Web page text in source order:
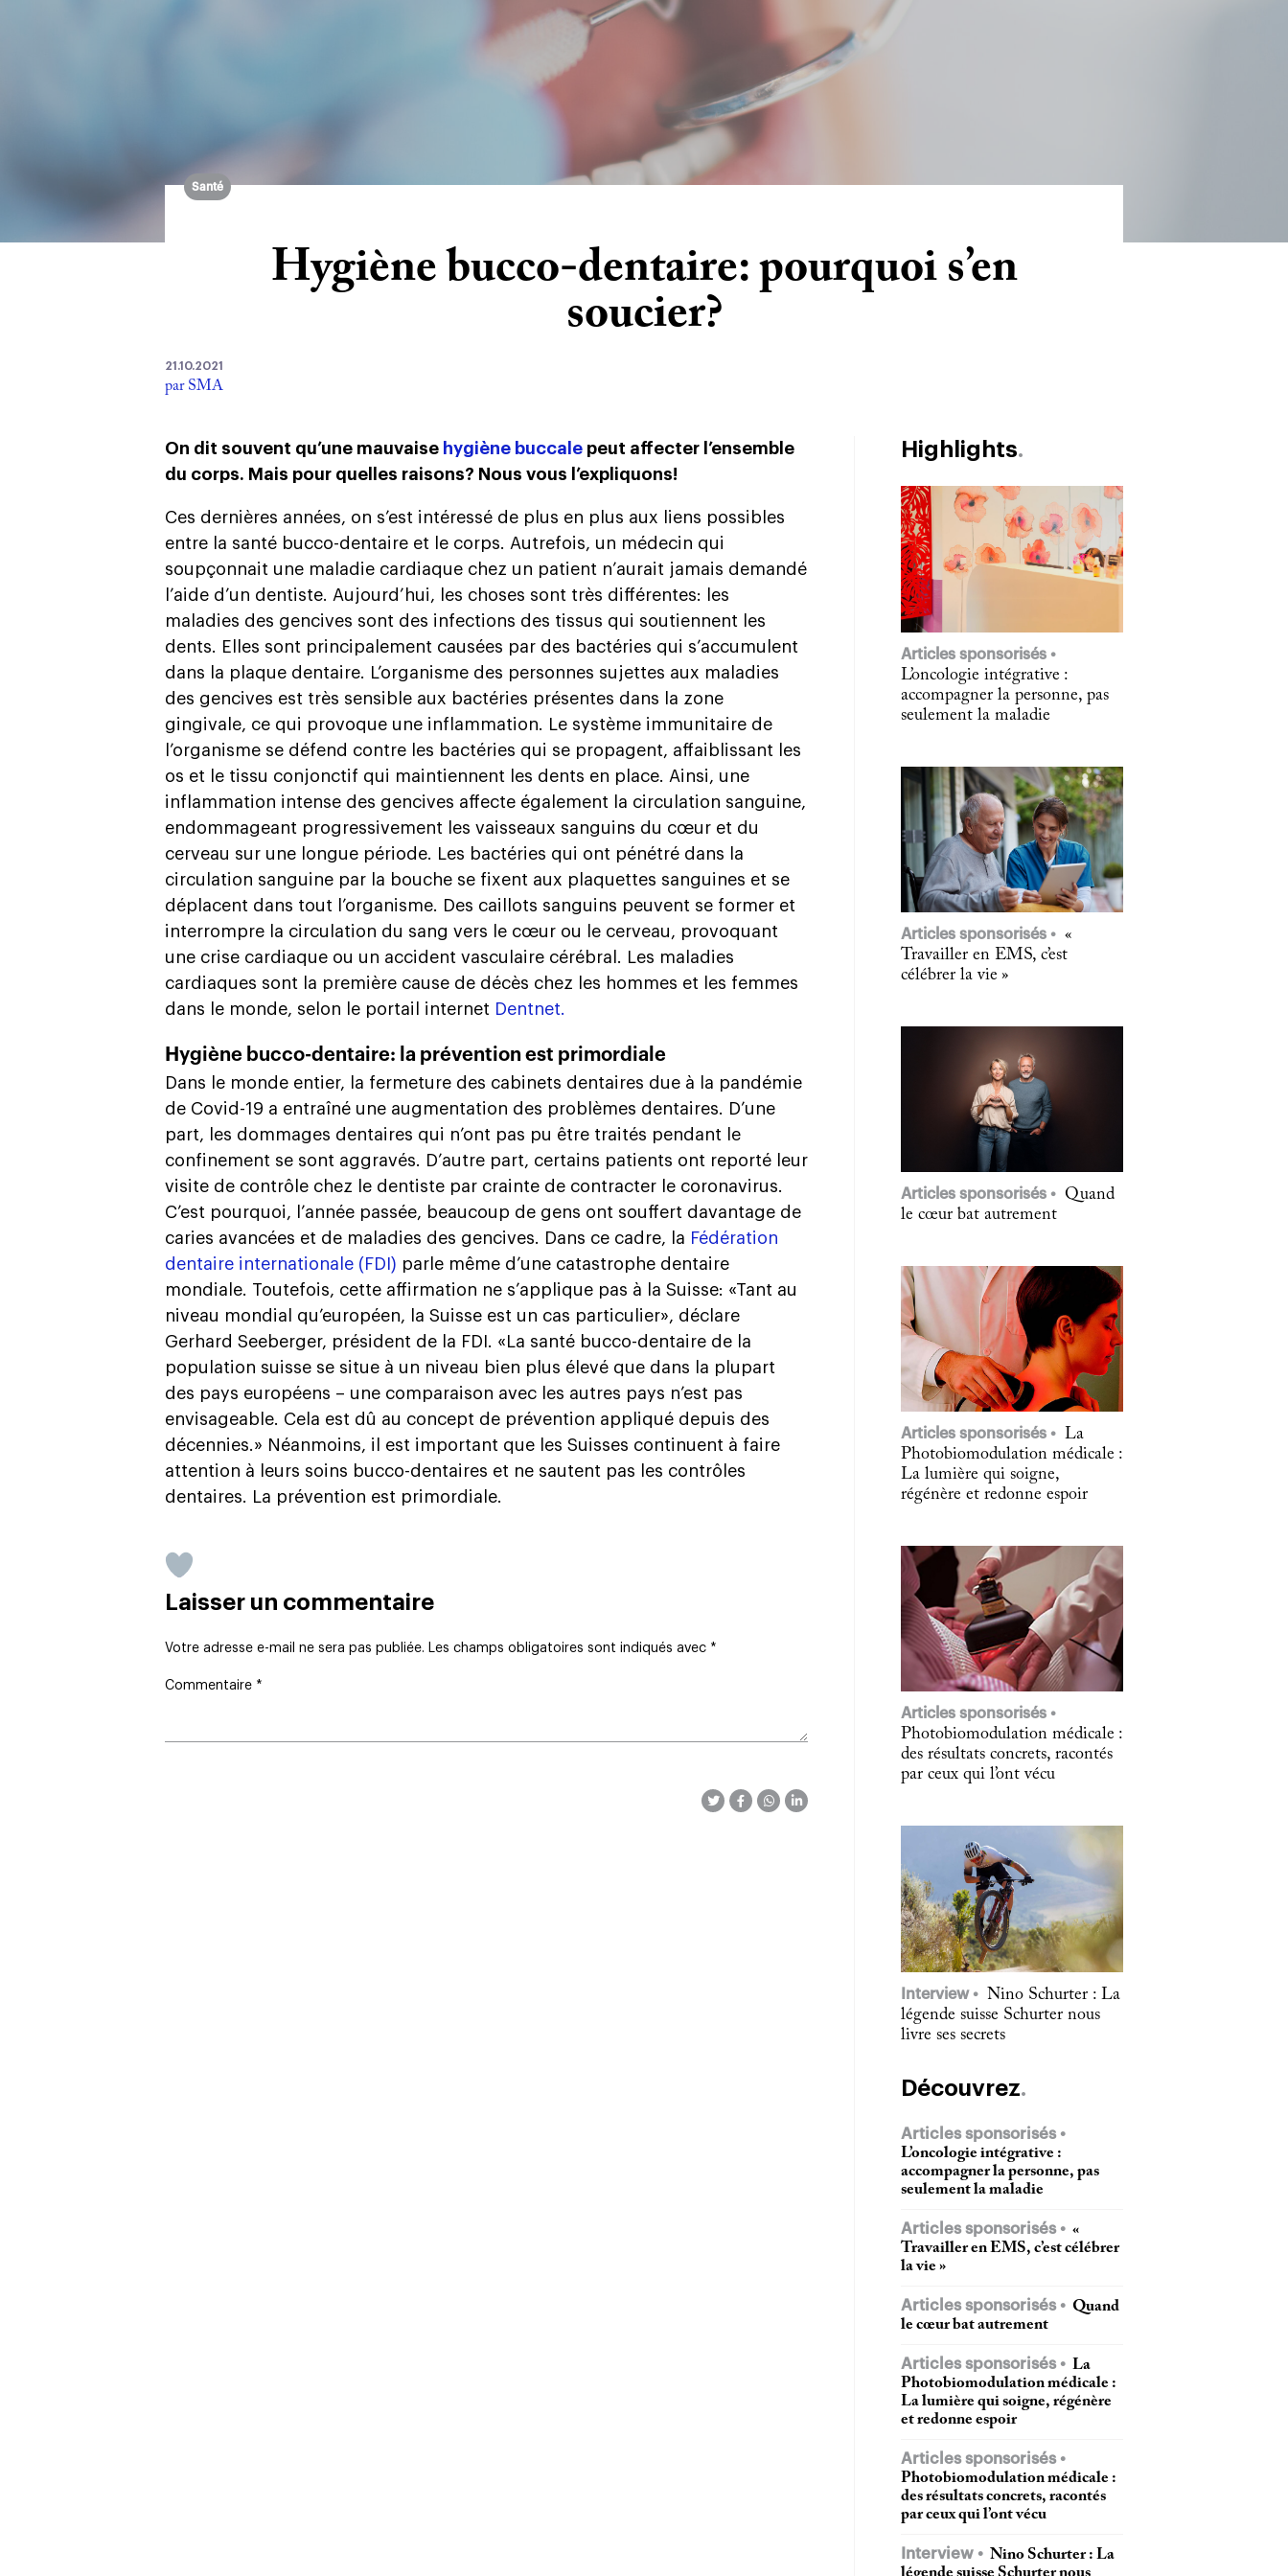
Santé
Hygiène bucco-dentaire: pourquoi s’en
soucier?
21.10.2021
par SMA
On dit souvent qu’une mauvaise hygiène buccale peut affecter l’ensemble
du corps. Mais pour quelles raisons? Nous vous l’expliquons!
Ces dernières années, on s’est intéressé de plus en plus aux liens possibles
entre la santé bucco-dentaire et le corps. Autrefois, un médecin qui
soupçonnait une maladie cardiaque chez un patient n’aurait jamais demandé
l’aide d’un dentiste. Aujourd’hui, les choses sont très différentes: les
maladies des gencives sont des infections des tissus qui soutiennent les
dents. Elles sont principalement causées par des bactéries qui s’accumulent
dans la plaque dentaire. L’organisme des personnes sujettes aux maladies
des gencives est très sensible aux bactéries présentes dans la zone
gingivale, ce qui provoque une inflammation. Le système immunitaire de
l’organisme se défend contre les bactéries qui se propagent, affaiblissant les
os et le tissu conjonctif qui maintiennent les dents en place. Ainsi, une
inflammation intense des gencives affecte également la circulation sanguine,
endommageant progressivement les vaisseaux sanguins du cœur et du
cerveau sur une longue période. Les bactéries qui ont pénétré dans la
circulation sanguine par la bouche se fixent aux plaquettes sanguines et se
déplacent dans tout l’organisme. Des caillots sanguins peuvent se former et
interrompre la circulation du sang vers le cœur ou le cerveau, provoquant
une crise cardiaque ou un accident vasculaire cérébral. Les maladies
cardiaques sont la première cause de décès chez les hommes et les femmes
dans le monde, selon le portail internet Dentnet.
Hygiène bucco-dentaire: la prévention est primordiale
Dans le monde entier, la fermeture des cabinets dentaires due à la pandémie
de Covid-19 a entraîné une augmentation des problèmes dentaires. D’une
part, les dommages dentaires qui n’ont pas pu être traités pendant le
confinement se sont aggravés. D’autre part, certains patients ont reporté leur
visite de contrôle chez le dentiste par crainte de contracter le coronavirus.
C’est pourquoi, l’année passée, beaucoup de gens ont souffert davantage de
caries avancées et de maladies des gencives. Dans ce cadre, la Fédération
dentaire internationale (FDI) parle même d’une catastrophe dentaire
mondiale. Toutefois, cette affirmation ne s’applique pas à la Suisse: «Tant au
niveau mondial qu’européen, la Suisse est un cas particulier», déclare
Gerhard Seeberger, président de la FDI. «La santé bucco-dentaire de la
population suisse se situe à un niveau bien plus élevé que dans la plupart
des pays européens – une comparaison avec les autres pays n’est pas
envisageable. Cela est dû au concept de prévention appliqué depuis des
décennies.» Néanmoins, il est important que les Suisses continuent à faire
attention à leurs soins bucco-dentaires et ne sautent pas les contrôles
dentaires. La prévention est primordiale.
Laisser un commentaire
Votre adresse e-mail ne sera pas publiée. Les champs obligatoires sont indiqués avec *
Commentaire *
Highlights
Articles sponsorisés
L’oncologie intégrative :
accompagner la personne, pas
seulement la maladie
Articles sponsorisés
«
Travailler en EMS, c’est
célébrer la vie »
Articles sponsorisés
Quand
le cœur bat autrement
Articles sponsorisés
La
Photobiomodulation médicale :
La lumière qui soigne,
régénère et redonne espoir
Articles sponsorisés
Photobiomodulation médicale :
des résultats concrets, racontés
par ceux qui l’ont vécu
Interview
Nino Schurter : La
légende suisse Schurter nous
livre ses secrets
Découvrez
Articles sponsorisés
L’oncologie intégrative :
accompagner la personne, pas
seulement la maladie
Articles sponsorisés
«
Travailler en EMS, c’est célébrer
la vie »
Articles sponsorisés
Quand
le cœur bat autrement
Articles sponsorisés
La
Photobiomodulation médicale :
La lumière qui soigne, régénère
et redonne espoir
Articles sponsorisés
Photobiomodulation médicale :
des résultats concrets, racontés
par ceux qui l’ont vécu
Interview
Nino Schurter : La
légende suisse Schurter nous